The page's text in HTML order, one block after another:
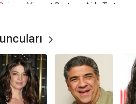
, Vincent Pastore, Aida Turturro,
çekildi?